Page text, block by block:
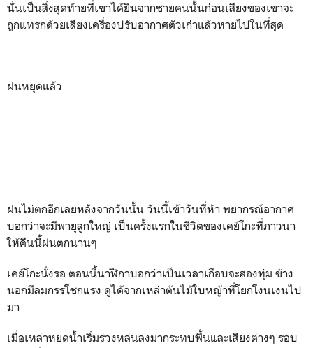
นั่นเป็นสิ่งสุดท้ายที่เขาได้ยินจากชายคนนั้นก่อนเสียงของเขาจะ
ถูกแทรกด้วยเสียงเครื่องปรับอากาศตัวเก่าแล้วหายไปในที่สุด
ฝนหยุดแล้ว
ฝนไม่ตกอีกเลยหลังจากวันนั้น วันนี้เข้าวันที่ห้า พยากรณ์อากาศ
บอกว่าจะมีพายุลูกใหญ่ เป็นครั้งแรกในชีวิตของเคย์โกะที่ภาวนา
ให้คืนนี้ฝนตกนานๆ
เคย์โกะนั่งรอ ตอนนี้นาฬิกาบอกว่าเป็นเวลาเกือบจะสองทุ่ม ข้าง
นอกมีลมกรรโชกแรง ดูได้จากเหล่าต้นไม้ใบหญ้าที่โยกโงนเงนไป
มา
เมื่อเหล่าหยดน้ำเริ่มร่วงหล่นลงมากระทบพื้นและเสียงต่างๆ รอบ